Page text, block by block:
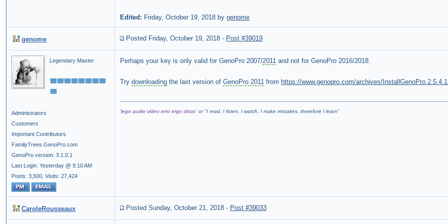
Edited: Friday, October 19, 2018 by genome
genome Posted Friday, October 19, 2018 - Post #39019
Legendary Master
Administrators
Customers
Important Contributors
FamilyTrees.GenoPro.com
GenoPro version: 3.1.0.1
Last Login: Yesterday @ 9:10 AM
Posts: 3,500, Visits: 27,424
Perhaps your key is only valid for GenoPro 2007/2011 and not for GenoPro 2016/2018.
Try downloading the last version of GenoPro 2011 from https://www.genopro.com/archives/
'lego audio video erro ergo disco' or "I read, I listen, I watch, I make mistakes, therefore I learn"
CaroleRousseaux Posted Sunday, October 21, 2018 - Post #39033